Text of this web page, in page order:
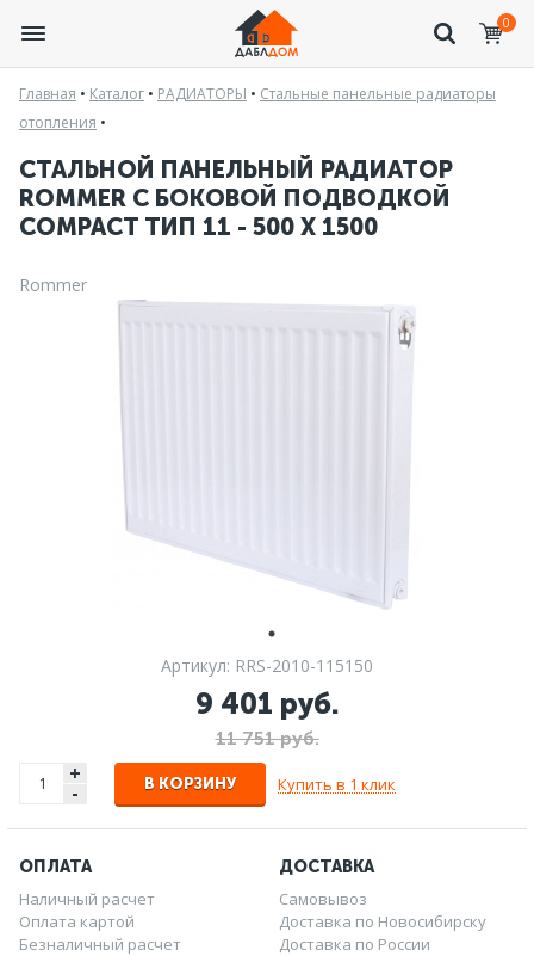
0
Главная • Каталог • РАДИАТОРЫ • Стальные панельные радиаторы
отопления •
СТАЛЬНОЙ ПАНЕЛЬНЫЙ РАДИАТОР
ROMMER С БОКОВОЙ ПОДВОДКОЙ
COMPACT ТИП 11 - 500 X 1500
Rommer
Артикул: RRS-2010-115150
9 401 руб.
11 751 руб.
+
- В КОРЗИНУ Купить в 1 клик
ОПЛАТА
Наличный расчет
Оплата картой
Безналичный расчет
ДОСТАВКА
Самовывоз
Доставка по Новосибирску
Доставка по России